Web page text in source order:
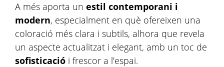
A més aporta un estil contemporani i
modern, especialment en què ofereixen una
coloració més clara i subtils, alhora que revela
un aspecte actualitzat i elegant, amb un toc de
sofisticació i frescor a l'espai.